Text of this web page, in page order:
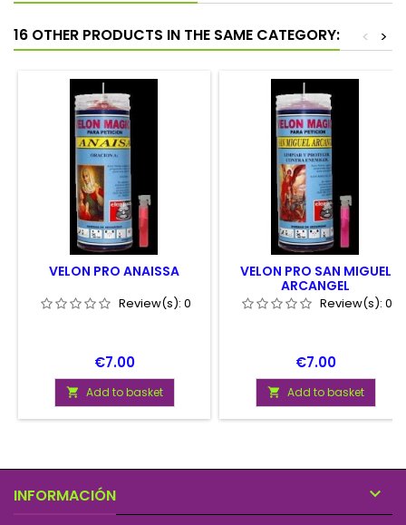
16 OTHER PRODUCTS IN THE SAME CATEGORY: >
<
VELON PRO ANAISSA
Review(s): 0
Price
€7.00
 Add to basket
VELON PRO SAN MIGUEL
ARCANGEL
Review(s): 0
Price
€7.00
 Add to basket
INFORMACIÓN 